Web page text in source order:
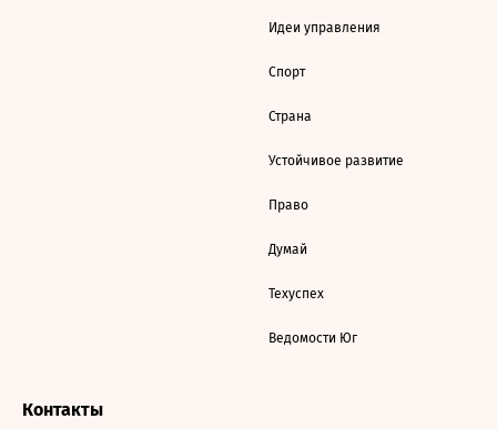
Идеи управления
Спорт
Страна
Устойчивое развитие
Право
Думай
Техуспех
Ведомости Юг
Контакты